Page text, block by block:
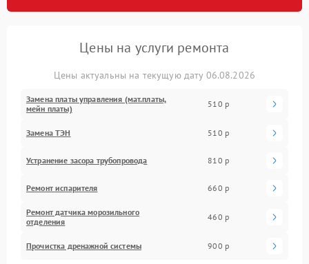
Цены на услуги ремонта
Цены актуальны на текущую дату 06.08.2026
Замена платы управления (мат.платы,
мейн платы)
510 р
Замена ТЭН 510 р
Устранение засора трубопровода 810 р
Ремонт испарителя 660 р
Ремонт датчика морозильного
отделения
460 р
Прочистка дренажной системы 900 р